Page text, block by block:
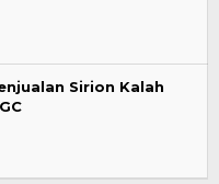
Sirion Kalah